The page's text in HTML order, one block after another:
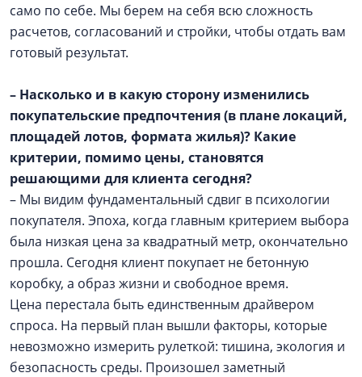
само по себе. Мы берем на себя всю сложность
расчетов, согласований и стройки, чтобы отдать вам
готовый результат.
– Насколько и в какую сторону изменились
покупательские предпочтения (в плане локаций,
площадей лотов, формата жилья)? Какие
критерии, помимо цены, становятся
решающими для клиента сегодня?
– Мы видим фундаментальный сдвиг в психологии
покупателя. Эпоха, когда главным критерием выбора
была низкая цена за квадратный метр, окончательно
прошла. Сегодня клиент покупает не бетонную
коробку, а образ жизни и свободное время.
Цена перестала быть единственным драйвером
спроса. На первый план вышли факторы, которые
невозможно измерить рулеткой: тишина, экология и
безопасность среды. Произошел заметный